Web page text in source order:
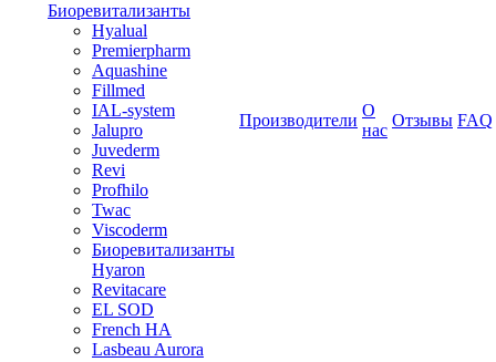
Биоревитализанты
Hyalual
Premierpharm
Aquashine
Fillmed
IAL-system
Jalupro
Juvederm
Revi
Profhilo
Twac
Viscoderm
Биоревитализанты
Hyaron
Revitacare
EL SOD
French HA
Lasbeau Aurora
Производители
О
нас
Отзывы FAQ